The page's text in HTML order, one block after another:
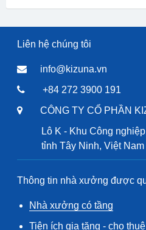
Liên hệ chúng tôi
info@kizuna.vn
+84 272 3900 191
CÔNG TY CỔ PHẦN
Lô K - Khu Công
tỉnh Tây Ninh, Việt Nam
Thông tin nhà xưởng được
Nhà xưởng có tầng
Tiện ích gia tăng - cho